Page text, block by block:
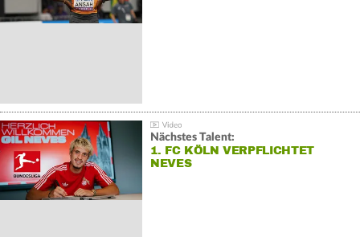
Nächstes Talent:
1. FC KÖLN VERPFLICHTET
NEVES